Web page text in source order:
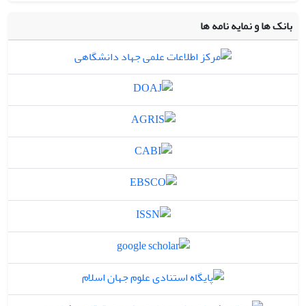
بانک ها و نمایه نامه ها